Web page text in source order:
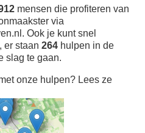
mensen die profiteren van
via
Ook je kunt snel
er staan 264 hulpen in de
slag te gaan.
onze hulpen? Lees ze